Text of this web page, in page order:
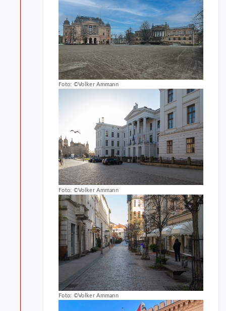
Foto: ©Volker Ammann
Foto: ©Volker Ammann
Foto: ©Volker Ammann